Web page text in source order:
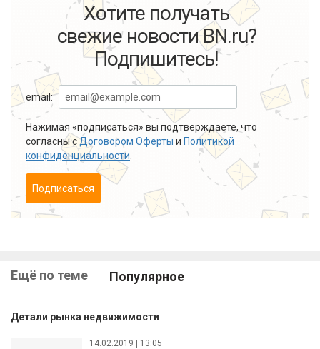
Хотите получать
свежие новости BN.ru?
Подпишитесь!
email:
Нажимая «подписаться» вы подтверждаете, что
согласны сДоговором Оферты и Политикой
конфиденциальности
Подписаться
Ещё по теме Популярное
Детали рынка недвижимости
14.02.2019 | 13:05